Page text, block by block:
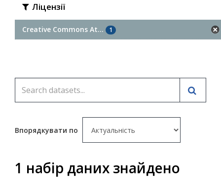
Ліцензії
Creative Commons At... 1
Впорядкувати по
1 набір даних знайдено